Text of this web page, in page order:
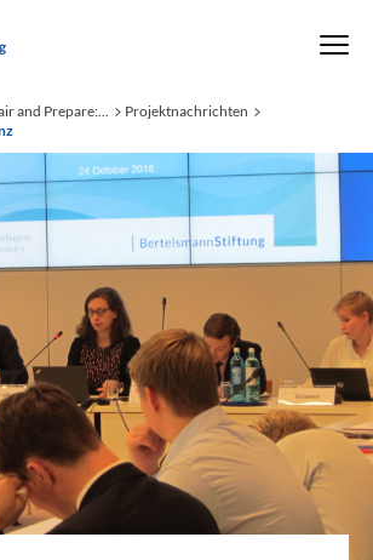
and Prepare:...
Projektnachrichten